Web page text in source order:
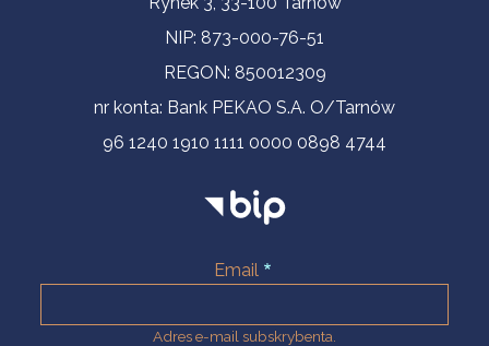
NIP: 873-000-76-51
REGON: 850012309
nr konta: Bank PEKAO S.A. O/Tarnów
96 1240 1910 1111 0000 0898 4744
Email
Adres e-mail subskrybenta.